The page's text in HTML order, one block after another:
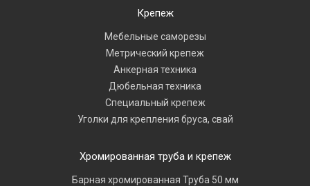
Крепеж
Мебельные саморезы
Метрический крепеж
Анкерная техника
Дюбельная техника
Специальный крепеж
Уголки для крепления бруса, свай
Хромированная труба и крепеж
Барная хромированная Труба 50 мм